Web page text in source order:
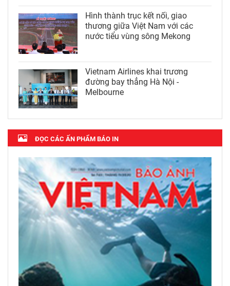
Hình thành trục kết nối, giao
thương giữa Việt Nam với các
nước tiểu vùng sông Mekong
Vietnam Airlines khai trương
đường bay thẳng Hà Nội -
Melbourne
ĐỌC CÁC ẤN PHẨM BÁO IN